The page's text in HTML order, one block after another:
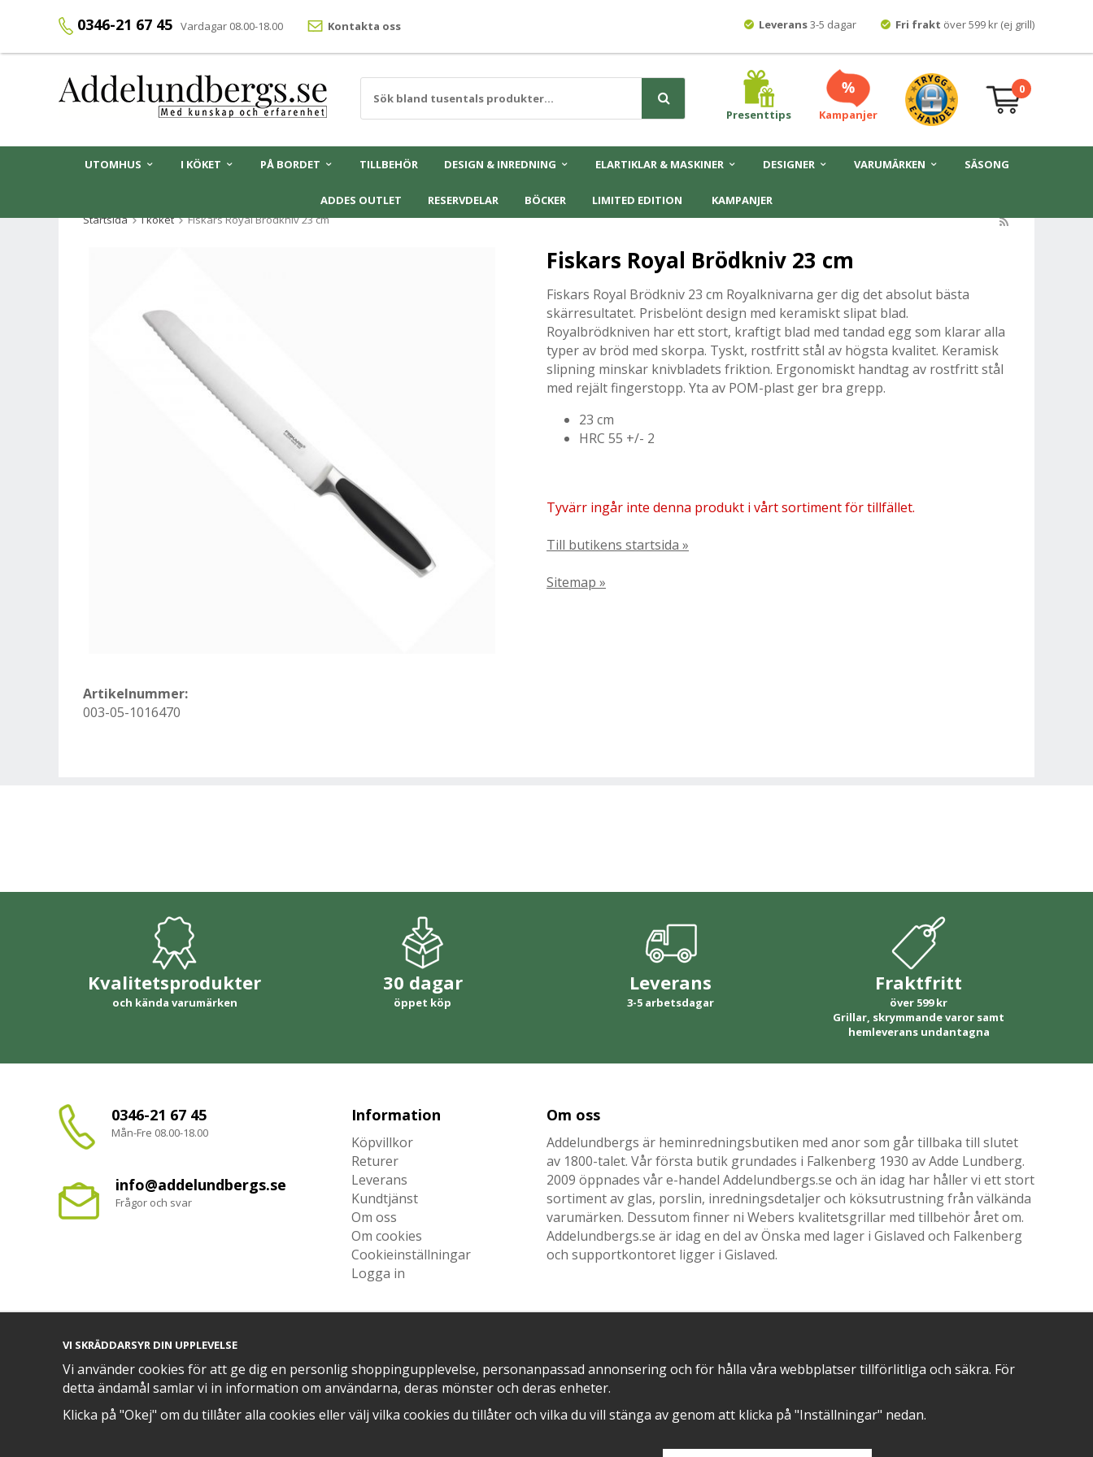
0346-21 67 45 Vardagar 08.00-18.00 Kontakta oss Leverans3-5 dagar Fri frakt över 599 kr (ej grill)
Presenttips Kampanjer
0
UTOMHUS I KÖKET PÅ BORDET TILLBEHÖR DESIGN & INREDNING ELARTIKLAR & MASKINER DESIGNER VARUMÄRKEN SÄSONG
ADDES OUTLET RESERVDELAR BÖCKER LIMITED EDITION
KAMPANJER
Startsida
I köket Fiskars Royal Brödkniv 23 cm
Fiskars Royal Brödkniv 23 cm
Fiskars Royal Brödkniv 23 cm Royalknivarna ger dig det absolut bästa
skärresultatet. Prisbelönt design med keramiskt slipat blad.
Royalbrödkniven har ett stort, kraftigt blad med tandad egg som klarar alla
typer av bröd med skorpa. Tyskt, rostfritt stål av högsta kvalitet. Keramisk
slipning minskar knivbladets friktion. Ergonomiskt handtag av rostfritt stål
med rejält fingerstopp. Yta av POM-plast ger bra grepp.
23 cm
HRC 55 +/- 2
Tyvärr ingår inte denna produkt i vårt sortiment för tillfället.
Till butikens startsida »
Sitemap »
Artikelnummer:
003-05-1016470
Kvalitetsprodukter
och kända varumärken
30 dagar
öppet köp
Leverans
3-5 arbetsdagar
Fraktfritt
över 599 kr
Grillar, skrymmande varor samt
hemleverans undantagna
0346-21 67 45
Mån-Fre 08.00-18.00
info@addelundbergs.se
Frågor och svar
Information
Köpvillkor
Returer
Leverans
Kundtjänst
Om oss
Om cookies
Cookieinställningar
Logga in
Om oss
Addelundbergs är heminredningsbutiken med anor som går tillbaka till slutet
av 1800-talet. Vår första butik grundades i Falkenberg 1930 av Adde Lundberg.
2009 öppnades vår e-handel Addelundbergs.se och än idag har håller vi ett stort
sortiment av glas, porslin, inredningsdetaljer och köksutrustning från välkända
varumärken. Dessutom finner ni Webers kvalitetsgrillar med tillbehör året om.
Addelundbergs.se är idag en del av Önska med lager i Gislaved och Falkenberg
och supportkontoret ligger i Gislaved.
POSITIVA OMDÖMEN PÅ
VI SKRÄDDARSYR DIN UPPLEVELSE
Vi använder cookies för att ge dig en personlig shoppingupplevelse, personanpassad annonsering och för hålla våra webbplatser tillförlitliga och säkra. För
detta ändamål samlar vi in information om användarna, deras mönster och deras enheter.
Klicka på "Okej" om du tillåter alla cookies eller välj vilka cookies du tillåter och vilka du vill stänga av genom att klicka på "Inställningar" nedan.